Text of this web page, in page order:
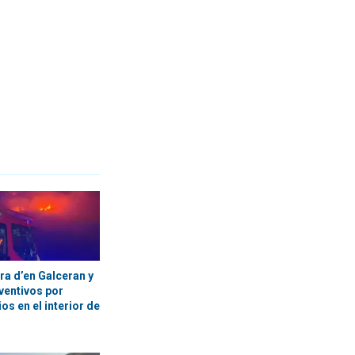
d’en Galceran y
por
en el interior de